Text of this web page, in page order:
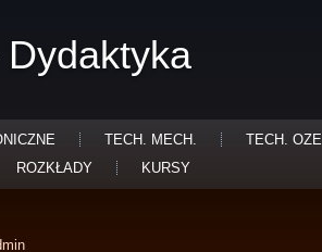
Dydaktyka
TECH. MECH. TECH. OZE
ROZKŁADY KURSY